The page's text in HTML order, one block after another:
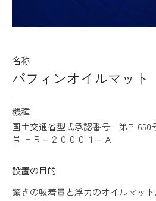
名称
パフィンオイルマット
機種
国土交通省型式承認番号 第P-
号 ＨＲ－２０００１－Ａ
設置の目的
驚きの吸着量と浮力のオイルマッ